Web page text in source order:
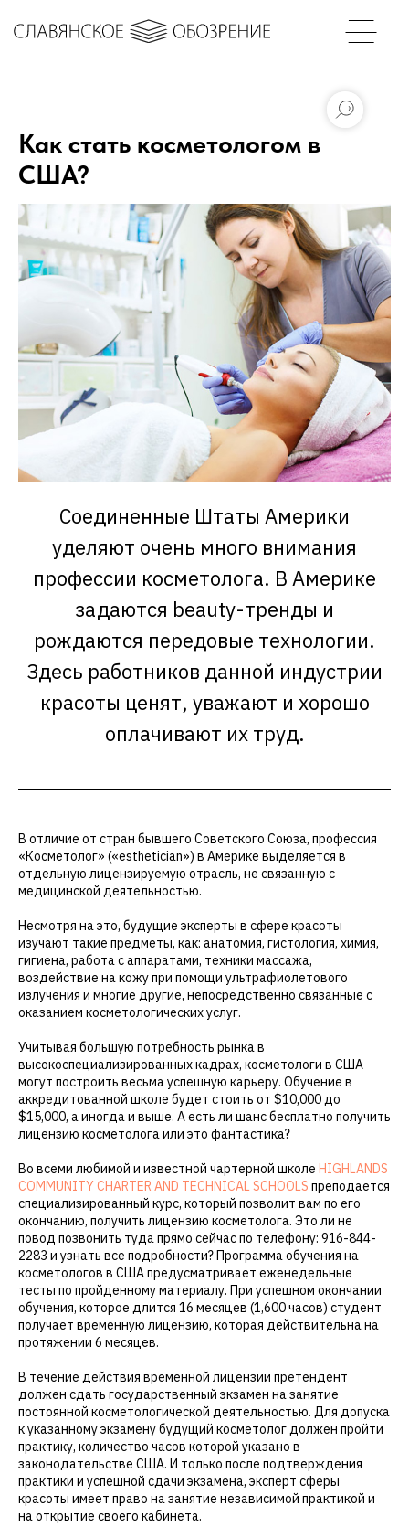
Как стать косметологом в
США?
Соединенные Штаты Америки
уделяют очень много внимания
профессии косметолога. В Америке
задаются beauty-тренды и
рождаются передовые технологии.
Здесь работников данной индустрии
красоты ценят, уважают и хорошо
оплачивают их труд.
В отличие от стран бывшего Советского Союза, профессия
«Косметолог» («esthetician») в Америке выделяется в
отдельную лицензируемую отрасль, не связанную с
медицинской деятельностью.
Несмотря на это, будущие эксперты в сфере красоты
изучают такие предметы, как: анатомия, гистология, химия,
гигиена, работа с аппаратами, техники массажа,
воздействие на кожу при помощи ультрафиолетового
излучения и многие другие, непосредственно связанные с
оказанием косметологических услуг.
Учитывая большую потребность рынка в
высокоспециализированных кадрах, косметологи в США
могут построить весьма успешную карьеру. Обучение в
аккредитованной школе будет стоить от $10,000 до
$15,000, а иногда и выше. А есть ли шанс бесплатно получить
лицензию косметолога или это фантастика?
Во всеми любимой и известной чартерной школе HIGHLANDS
COMMUNITY CHARTER AND TECHNICAL SCHOOLS преподается
специализированный курс, который позволит вам по его
окончанию, получить лицензию косметолога. Это ли не
повод позвонить туда прямо сейчас по телефону: 916-844-
2283 и узнать все подробности? Программа обучения на
косметологов в США предусматривает еженедельные
тесты по пройденному материалу. При успешном окончании
обучения, которое длится 16 месяцев (1,600 часов) студент
получает временную лицензию, которая действительна на
протяжении 6 месяцев.
В течение действия временной лицензии претендент
должен сдать государственный экзамен на занятие
постоянной косметологической деятельностью. Для допуска
к указанному экзамену будущий косметолог должен пройти
практику, количество часов которой указано в
законодательстве США. И только после подтверждения
практики и успешной сдачи экзамена, эксперт сферы
красоты имеет право на занятие независимой практикой и
на открытие своего кабинета.